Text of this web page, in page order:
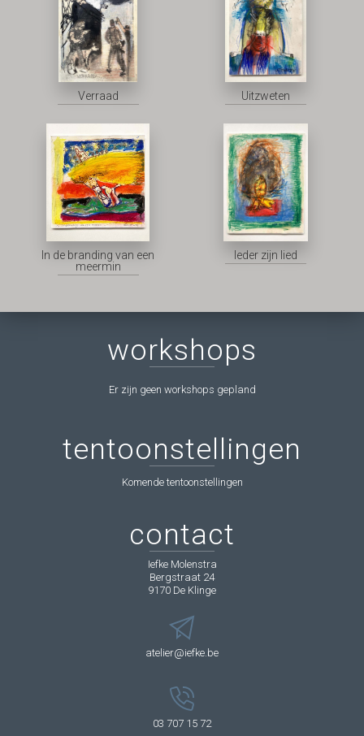
Verraad Uitzweten
In de branding van een
meermin
Ieder zijn lied
workshops
Er zijn geen workshops gepland
contact
Iefke Molenstra
Bergstraat 24
9170 De Klinge
atelier@iefke.be
03 707 15 72
tentoonstellingen
Komende tentoonstellingen